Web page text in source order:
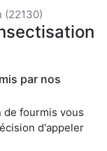
(22130)
par nos
de fourmis vous
d'appeler